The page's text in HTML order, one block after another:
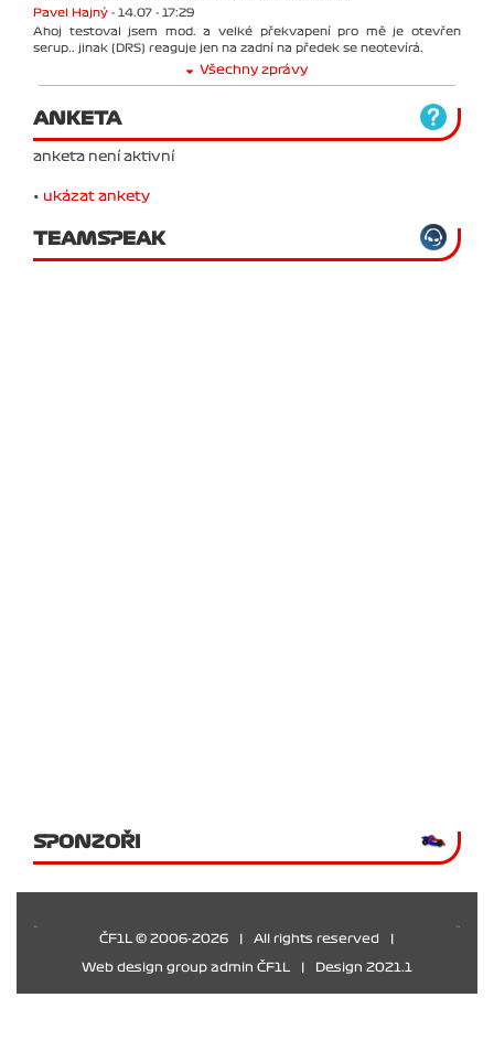
Pavel Hajný - 14.07 - 17:29
Ahoj testoval jsem mod. a velké překvapení pro mě je otevřen
serup.. jinak (DRS) reaguje jen na zadní na předek se neotevírá.
Všechny zprávy
ANKETA
anketa není aktivní
• ukázat ankety
TEAMSPEAK
SPONZOŘI
ČF1L © 2006-2026 All rights reserved
Web design group admin ČF1L Design 2021.1